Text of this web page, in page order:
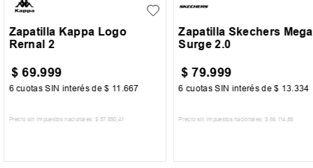
Zapatilla Kappa Logo
Rernal 2
$ 69.999
6 cuotas SIN interés de$ 11 .667
Precio sin impuestos nacionales: $ 57.850 ,41
Zapatilla Skechers Mega
Surge 2.0
$ 79.999
6 cuotas SIN interés de$ 13 334
Precio sin impuestos nacionales: $ 66. 114 ,88